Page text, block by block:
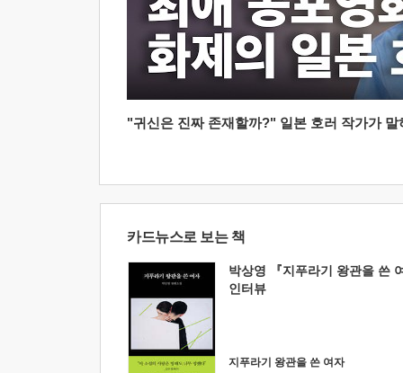
"귀신은 진짜 존재할까?" 일본 호러 작가가
카드뉴스로 보는 책
박상영 『지푸라기 왕관을 쓴
인터뷰
지푸라기 왕관을 쓴 여자